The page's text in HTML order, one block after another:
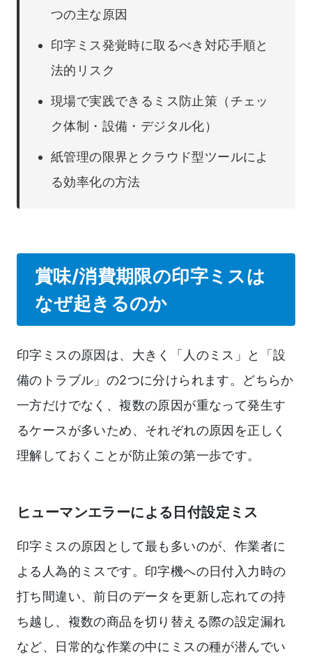
つの主な原因
印字ミス発覚時に取るべき対応手順と
法的リスク
現場で実践できるミス防止策（チェッ
ク体制・設備・デジタル化）
紙管理の限界とクラウド型ツールによ
る効率化の方法
賞味/消費期限の印字ミスは
なぜ起きるのか
印字ミスの原因は、大きく「人のミス」と「設
備のトラブル」の2つに分けられます。どちらか
一方だけでなく、複数の原因が重なって発生す
るケースが多いため、それぞれの原因を正しく
理解しておくことが防止策の第一歩です。
ヒューマンエラーによる日付設定ミス
印字ミスの原因として最も多いのが、作業者に
よる人為的ミスです。印字機への日付入力時の
打ち間違い、前日のデータを更新し忘れての持
ち越し、複数の商品を切り替える際の設定漏れ
など、日常的な作業の中にミスの種が潜んでい